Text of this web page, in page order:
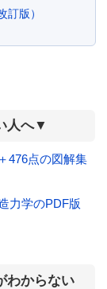
訂版）
人へ▼
476点の図解集
力学のPDF版
わからない